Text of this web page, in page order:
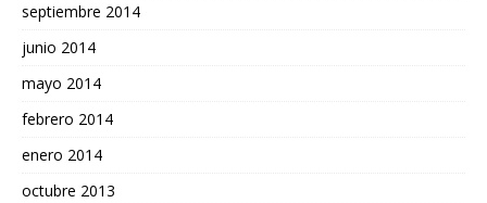
septiembre 2014
junio 2014
mayo 2014
febrero 2014
enero 2014
octubre 2013